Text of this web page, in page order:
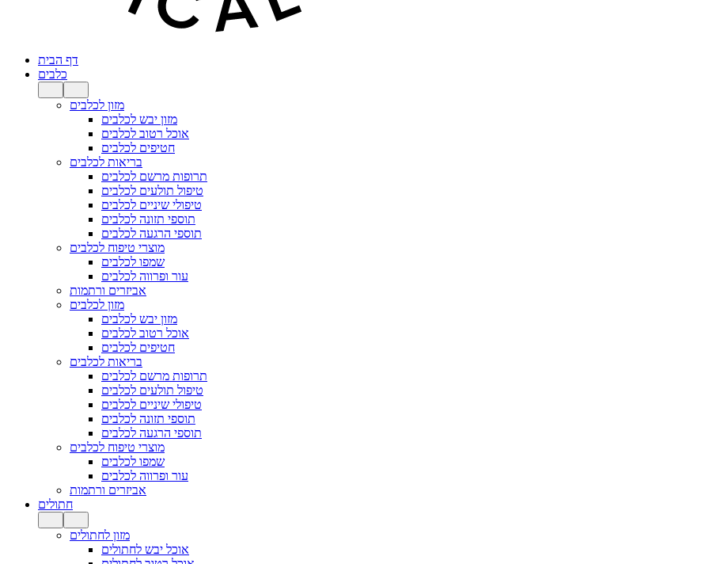
דף הבית
כלבים
מזון לכלבים
מזון יבש לכלבים
אוכל רטוב לכלבים
חטיפים לכלבים
בריאות לכלבים
תרופות מרשם לכלבים
טיפול תולעים לכלבים
טיפולי שיניים לכלבים
תוספי תזונה לכלבים
תוספי הרגעה לכלבים
מוצרי טיפוח לכלבים
שמפו לכלבים
עור ופרווה לכלבים
אביזרים ורתמות
מזון לכלבים
מזון יבש לכלבים
אוכל רטוב לכלבים
חטיפים לכלבים
בריאות לכלבים
תרופות מרשם לכלבים
טיפול תולעים לכלבים
טיפולי שיניים לכלבים
תוספי תזונה לכלבים
תוספי הרגעה לכלבים
מוצרי טיפוח לכלבים
שמפו לכלבים
עור ופרווה לכלבים
אביזרים ורתמות
חתולים
מזון לחתולים
אוכל יבש לחתולים